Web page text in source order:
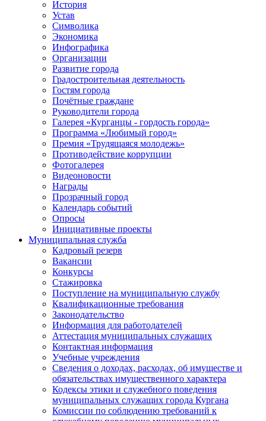
История
Устав
Символика
Экономика
Инфографика
Организации
Развитие города
Градостроительная деятельность
Гостям города
Почётные граждане
Руководители города
Галерея «Курганцы - гордость города»
Программа «Любимый город»
Премия «Трудящаяся молодежь»
Противодействие коррупции
Фотогалерея
Видеоновости
Награды
Прозрачный город
Календарь событий
Опросы
Инициативные проекты
Муниципальная служба
Кадровый резерв
Вакансии
Конкурсы
Стажировка
Поступление на муниципальную службу
Квалификационные требования
Законодательство
Информация для работодателей
Аттестация муниципальных служащих
Контактная информация
Учебные учреждения
Сведения о доходах, расходах, об имуществе и
обязательствах имущественного характера
Кодексы этики и служебного поведения
муниципальных служащих города Кургана
Комиссии по соблюдению требований к